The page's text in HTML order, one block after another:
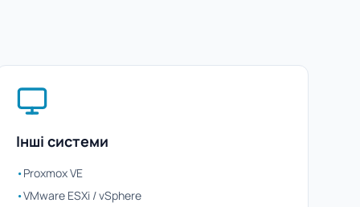
Інші системи
•Proxmox VE
•VMware ESXi / vSphere